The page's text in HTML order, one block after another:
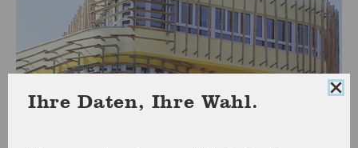
Ihre Daten, Ihre Wahl.